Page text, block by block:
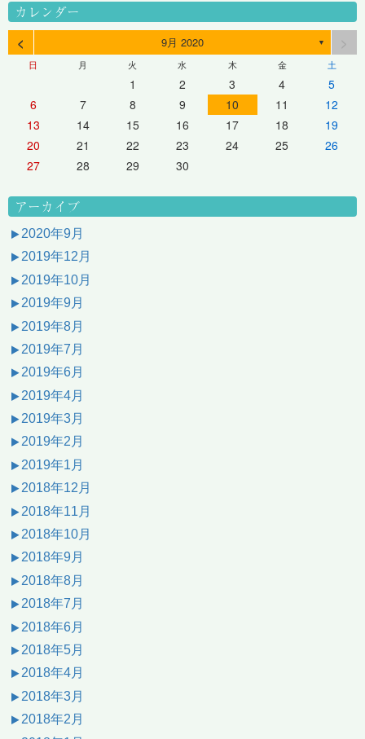
カレンダー
< 9月 2020 ▼
日 月 火 水 木 金 土
1 2 3 4
5
6
7 8 9 10 11
12
13
14 15 16 17 18
19
20
21 22 23 24 25
26
27
28 29 30
アーカイブ
2020年9月
2019年12月
2019年10月
2019年9月
2019年8月
2019年7月
2019年6月
2019年4月
2019年3月
2019年2月
2019年1月
2018年12月
2018年11月
2018年10月
2018年9月
2018年8月
2018年7月
2018年6月
2018年5月
2018年4月
2018年3月
2018年2月